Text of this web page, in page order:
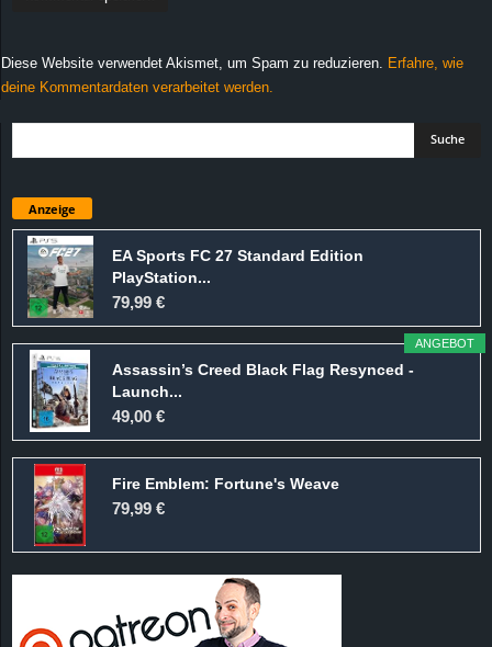
Diese Website verwendet Akismet, um Spam zu reduzieren.
Erfahre, wie
deine Kommentardaten verarbeitet werden.
Anzeige
EA Sports FC 27 Standard Edition
PlayStation...
79,99 €
ANGEBOT
Assassin’s Creed Black Flag Resynced -
Launch...
49,00 €
Fire Emblem: Fortune's Weave
79,99 €